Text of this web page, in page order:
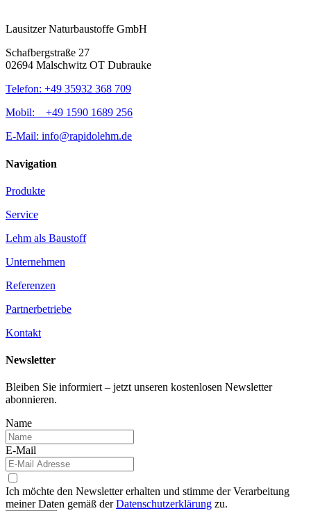
Lausitzer Naturbaustoffe GmbH
Schafbergstraße 27
02694 Malschwitz OT Dubrauke
Telefon: +49 35932 368 709
Mobil: +49 1590 1689 256
E-Mail: info@rapidolehm.de
Navigation
Produkte
Service
Lehm als Baustoff
Unternehmen
Referenzen
Partnerbetriebe
Kontakt
Newsletter
Bleiben Sie informiert – jetzt unseren kostenlosen Newsletter
abonnieren.
Name
E-Mail
Ich möchte den Newsletter erhalten und stimme der Verarbeitung
meiner Daten gemäß derDatenschutzerklärung zu.